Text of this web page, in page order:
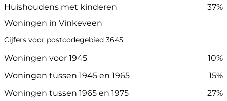
Huishoudens met kinderen
37%
Woningen in Vinkeveen
Cijfers voor postcodegebied 3645
Woningen voor 1945
10%
Woningen tussen 1945 en 1965
15%
Woningen tussen 1965 en 1975
27%